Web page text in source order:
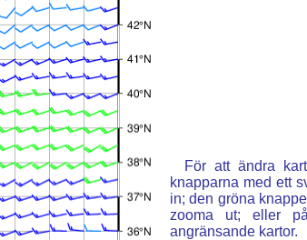
För att ändra
knapparna med ett
in; den gröna
zooma ut; eller
angränsande kartor.